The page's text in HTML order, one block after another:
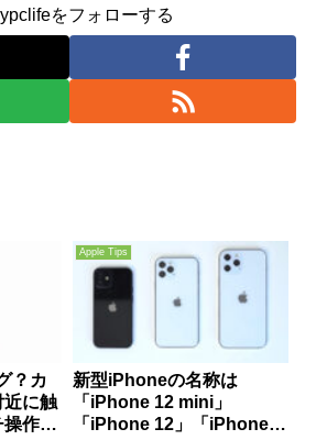
をフォローする
？カ
近に触
作が
Apple Tips
新型iPhoneの名称は
「iPhone 12 mini」
「iPhone 12」「iPhone